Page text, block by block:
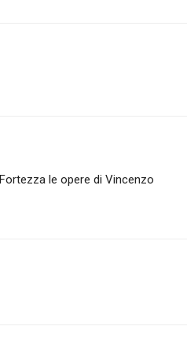
le opere di Vincenzo